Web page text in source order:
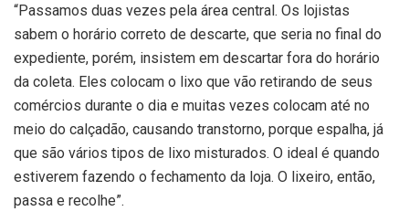
“Passamos duas vezes pela área central. Os lojistas
sabem o horário correto de descarte, que seria no final do
expediente, porém, insistem em descartar fora do horário
da coleta. Eles colocam o lixo que vão retirando de seus
comércios durante o dia e muitas vezes colocam até no
meio do calçadão, causando transtorno, porque espalha, já
que são vários tipos de lixo misturados. O ideal é quando
estiverem fazendo o fechamento da loja. O lixeiro, então,
passa e recolhe”.